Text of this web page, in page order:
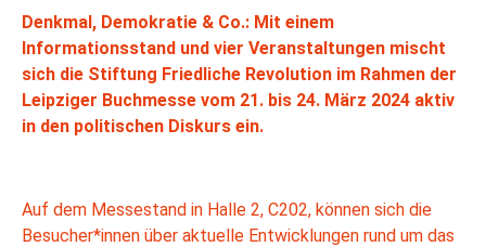
Denkmal, Demokratie & Co.: Mit einem
Informationsstand und vier Veranstaltungen mischt
sich die Stiftung Friedliche Revolution im Rahmen der
Leipziger Buchmesse vom 21. bis 24. März 2024 aktiv
in den politischen Diskurs ein.
Auf dem Messestand in Halle 2, C202, können sich die
Besucher*innen über aktuelle Entwicklungen rund um das